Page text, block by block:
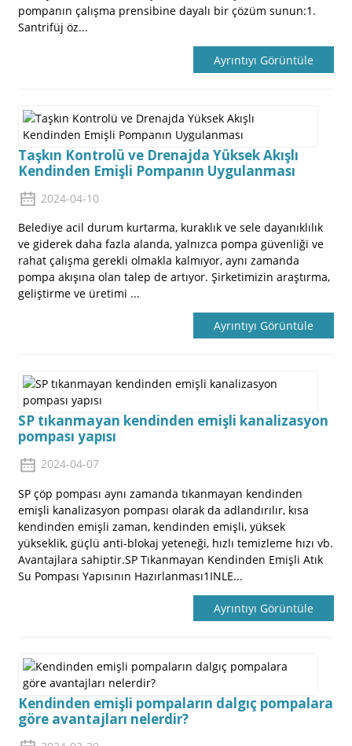
pompanın çalışma prensibine dayalı bir çözüm sunun:1.
Santrifüj öz...
Ayrıntıyı Görüntüle
Taşkın Kontrolü ve Drenajda Yüksek Akışlı
Kendinden Emişli Pompanın Uygulanması
2024-04-10
Belediye acil durum kurtarma, kuraklık ve sele dayanıklılık
ve giderek daha fazla alanda, yalnızca pompa güvenliği ve
rahat çalışma gerekli olmakla kalmıyor, aynı zamanda
pompa akışına olan talep de artıyor. Şirketimizin araştırma,
geliştirme ve üretimi ...
Ayrıntıyı Görüntüle
SP tıkanmayan kendinden emişli kanalizasyon
pompası yapısı
2024-04-07
SP çöp pompası aynı zamanda tıkanmayan kendinden
emişli kanalizasyon pompası olarak da adlandırılır, kısa
kendinden emişli zaman, kendinden emişli, yüksek
yükseklik, güçlü anti-blokaj yeteneği, hızlı temizleme hızı vb.
Avantajlara sahiptir.SP Tıkanmayan Kendinden Emişli Atık
Su Pompası Yapısının Hazırlanması1INLE...
Ayrıntıyı Görüntüle
Kendinden emişli pompaların dalgıç pompalara
göre avantajları nelerdir?